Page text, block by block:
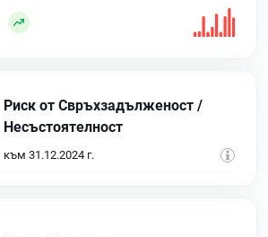
Риск от Свръхзадълженост /
Несъстоятелност
към 31.12.2024 г.